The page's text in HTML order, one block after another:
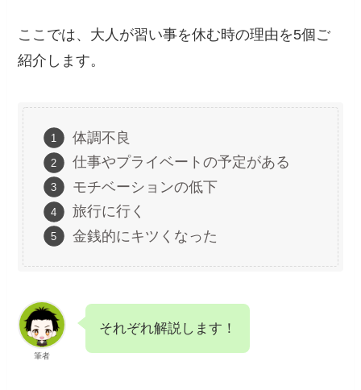
ここでは、大人が習い事を休む時の理由を5個ご
紹介します。
体調不良
仕事やプライベートの予定がある
モチベーションの低下
旅行に行く
金銭的にキツくなった
筆者
それぞれ解説します！